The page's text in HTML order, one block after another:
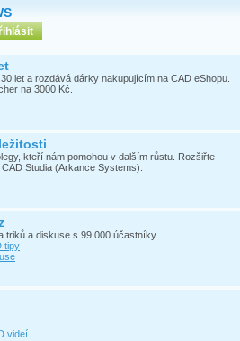
let a rozdává dárky nakupujícím na CAD eShopu.
na 3000 Kč.
kteří nám pomohou v dalším růstu. Rozšiřte
Studia (Arkance Systems).
triků a diskuse s 99.000 účastníky
tipy
videí